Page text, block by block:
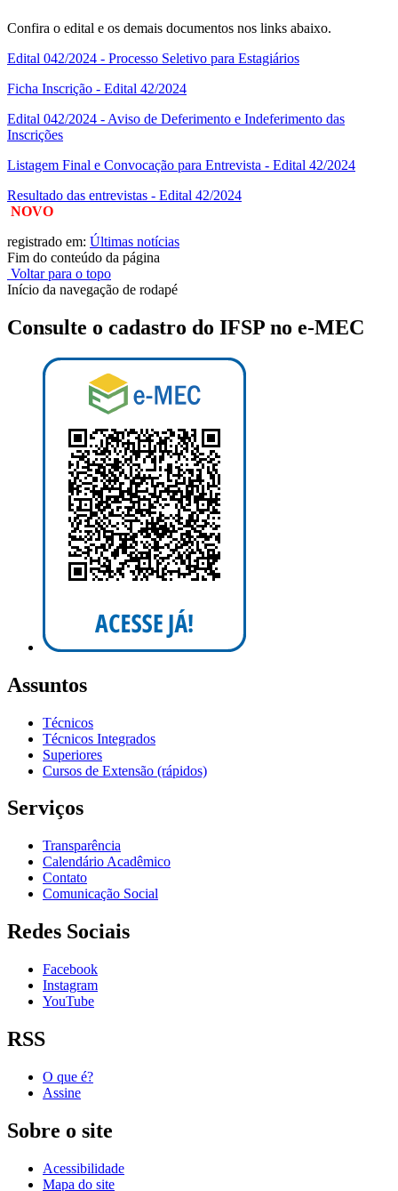
Confira o edital e os demais documentos nos links abaixo.
Edital 042/2024 - Processo Seletivo para Estagiários
Ficha Inscrição - Edital 42/2024
Edital 042/2024 - Aviso de Deferimento e Indeferimento das
Inscrições
Listagem Final e Convocação para Entrevista - Edital 42/2024
Resultado das entrevistas - Edital 42/2024
NOVO
registrado em: Últimas notícias
Fim do conteúdo da página
Voltar para o topo
Início da navegação de rodapé
Consulte o cadastro do IFSP no e-MEC
Assuntos
Técnicos
Técnicos Integrados
Superiores
Cursos de Extensão (rápidos)
Serviços
Transparência
Calendário Acadêmico
Contato
Comunicação Social
Redes Sociais
Facebook
Instagram
YouTube
RSS
O que é?
Assine
Sobre o site
Acessibilidade
Mapa do site